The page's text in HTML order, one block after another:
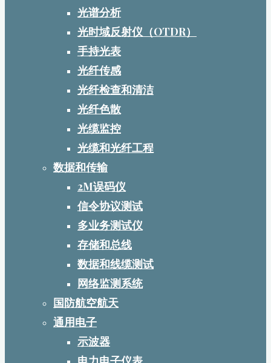
光谱分析
光时域反射仪（OTDR）
手持光表
光纤传感
光纤检查和清洁
光纤色散
光缆监控
光缆和光纤工程
数据和传输
2M误码仪
信令协议测试
多业务测试仪
存储和总线
数据和线缆测试
网络监测系统
国防航空航天
通用电子
示波器